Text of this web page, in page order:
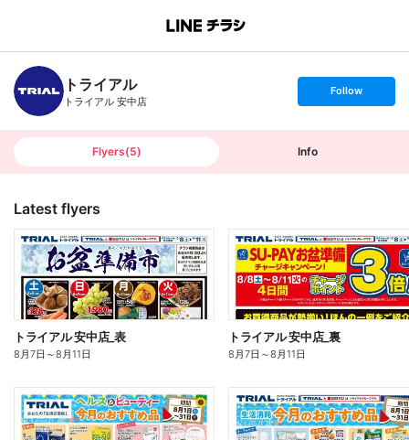
B
n
c
h
T
トライアル
トライアル 安中店
s
t
o
Follow
Flyers(5) Info
Latest flyers
トライアル 安中店_表
8月7日 ～8月11日
トライアル 安中店_裏
8月7日 ～8月11日